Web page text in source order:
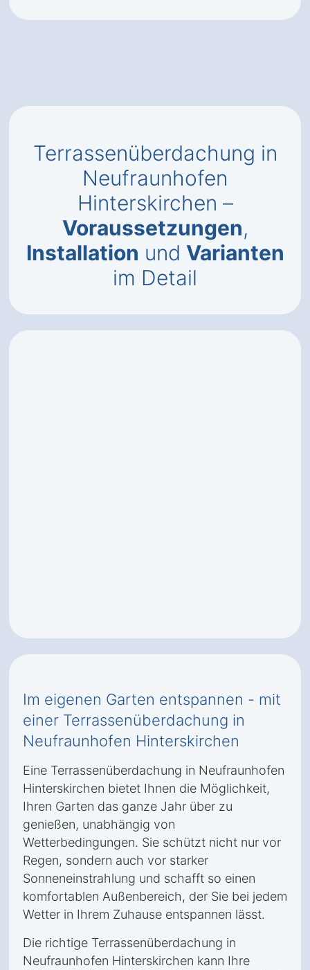
Terrassenüberdachung in
Neufraunhofen
Hinterskirchen –
Voraussetzungen,
Installation und Varianten
im Detail
Im eigenen Garten entspannen - mit
einer Terrassenüberdachung in
Neufraunhofen Hinterskirchen
Eine Terrassenüberdachung in Neufraunhofen
Hinterskirchen bietet Ihnen die Möglichkeit,
Ihren Garten das ganze Jahr über zu
genießen, unabhängig von
Wetterbedingungen. Sie schützt nicht nur vor
Regen, sondern auch vor starker
Sonneneinstrahlung und schafft so einen
komfortablen Außenbereich, der Sie bei jedem
Wetter in Ihrem Zuhause entspannen lässt.
Die richtige Terrassenüberdachung in
Neufraunhofen Hinterskirchen kann Ihre